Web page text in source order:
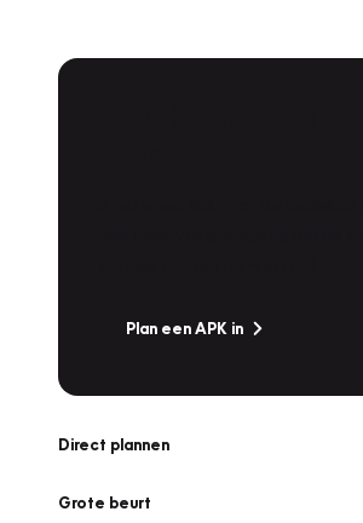
Plan een APK in
Direct plannen
Grote beurt